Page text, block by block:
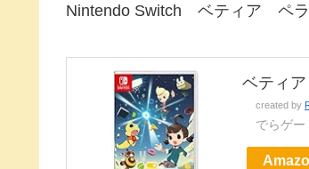
Nintendo Switch ベティア ペラ
ベティ
created by
でらゲー